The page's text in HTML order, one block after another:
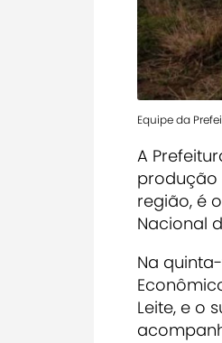
Equipe da
A
produção
região, é
Nacional
Na
Leite, e o